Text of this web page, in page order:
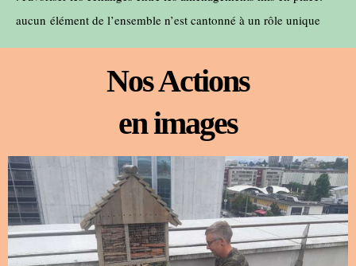
aucun élément de l’ensemble n’est cantonné à un rôle unique
Nos Actions
en images